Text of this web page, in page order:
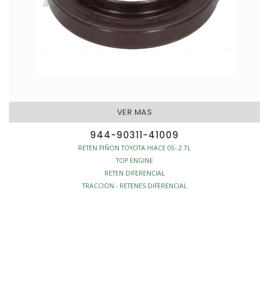
VER MAS
944-90311-41009
RETEN PIÑON TOYOTA HIACE 05- 2.7L
TOP ENGINE
RETEN DIFERENCIAL
TRACCION - RETENES DIFERENCIAL